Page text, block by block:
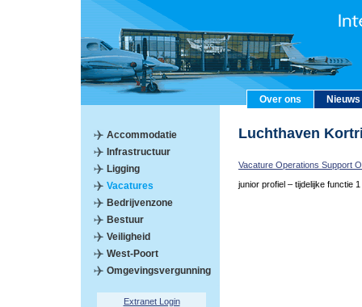
Over ons Nieuws
Accommodatie
Infrastructuur
Ligging
Vacatures
Bedrijvenzone
Bestuur
Veiligheid
West-Poort
Omgevingsvergunning
Extranet Login
Luchthaven
Vacature Operations Support
junior profiel – tijdelijke functie